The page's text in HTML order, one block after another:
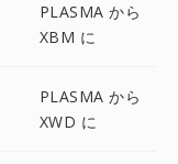
PLASMA から
XBM に
PLASMA から
XWD に